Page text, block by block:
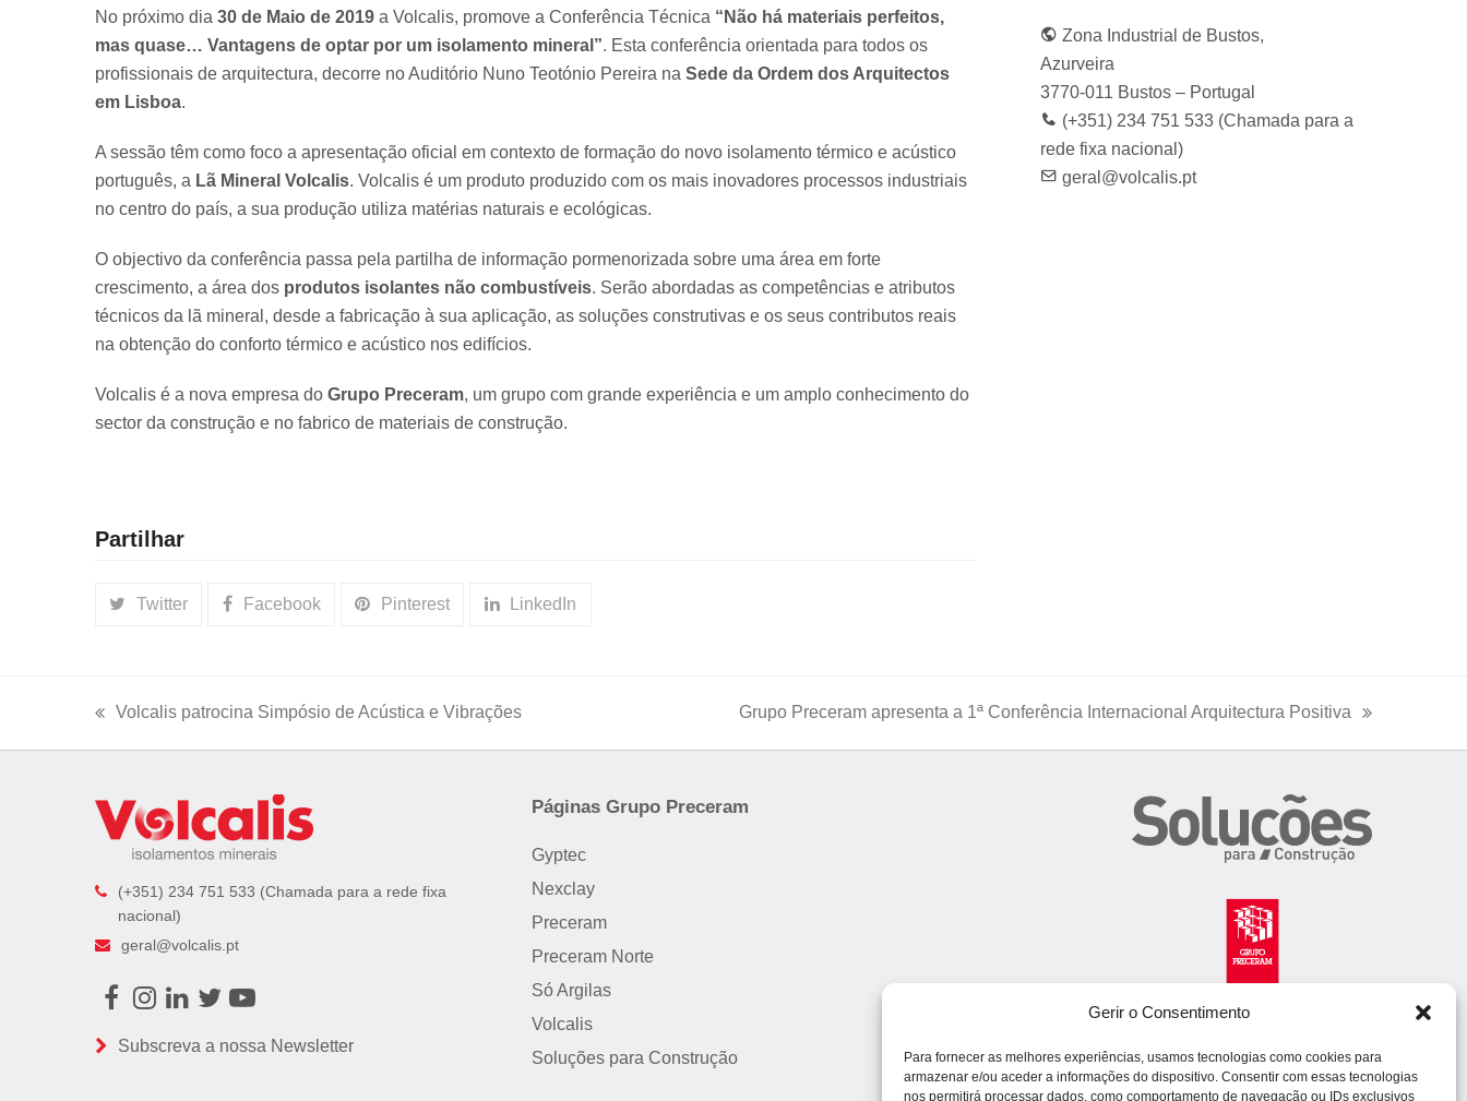
Gerir o Consentimento
Para fornecer as melhores experiências, usamos tecnologias como cookies para
armazenar e/ou aceder a informações do dispositivo. Consentir com essas tecnologias
nos permitirá processar dados, como comportamento de navegação ou IDs exclusivos
No próximo dia 30 de Maio de 2019 a Volcalis, promove a Conferência Técnica “Não há materiais perfeitos,
mas quase… Vantagens de optar por um isolamento mineral”. Esta conferência orientada para todos os
profissionais de arquitectura, decorre no Auditório Nuno Teotónio Pereira na Sede da Ordem dos Arquitectos
em Lisboa.
A sessão têm como foco a apresentação oficial em contexto de formação do novo isolamento térmico e acústico
português, a Lã Mineral Volcalis. Volcalis é um produto produzido com os mais inovadores processos industriais
no centro do país, a sua produção utiliza matérias naturais e ecológicas.
O objectivo da conferência passa pela partilha de informação pormenorizada sobre uma área em forte
crescimento, a área dos produtos isolantes não combustíveis. Serão abordadas as competências e atributos
técnicos da lã mineral, desde a fabricação à sua aplicação, as soluções construtivas e os seus contributos reais
na obtenção do conforto térmico e acústico nos edifícios.
Volcalis é a nova empresa do Grupo Preceram, um grupo com grande experiência e um amplo conhecimento do
sector da construção e no fabrico de materiais de construção.
Partilhar
Twitter Facebook Pinterest LinkedIn
o
o
k
g
r
a
m
e
r
d
I
e
Zona Industrial de Bustos,
Azurveira
3770-011 Bustos – Portugal
(+351) 234 751 533 (Chamada para a
rede fixa nacional)
geral@volcalis.pt
post:
Volcalis patrocina Simpósio de Acústica e Vibrações
next
post:
Grupo Preceram apresenta a 1ª Conferência Internacional Arquitectura Positiva
(+351) 234 751 533 (Chamada para a rede fixa
nacional)
geral@volcalis.pt
Facebook
Instagram
LinkedIn
TwitterYoutube
Subscreva a nossa Newsletter
Páginas Grupo Preceram
Gyptec
Nexclay
Preceram
Preceram Norte
Só Argilas
Volcalis
Soluções para Construção